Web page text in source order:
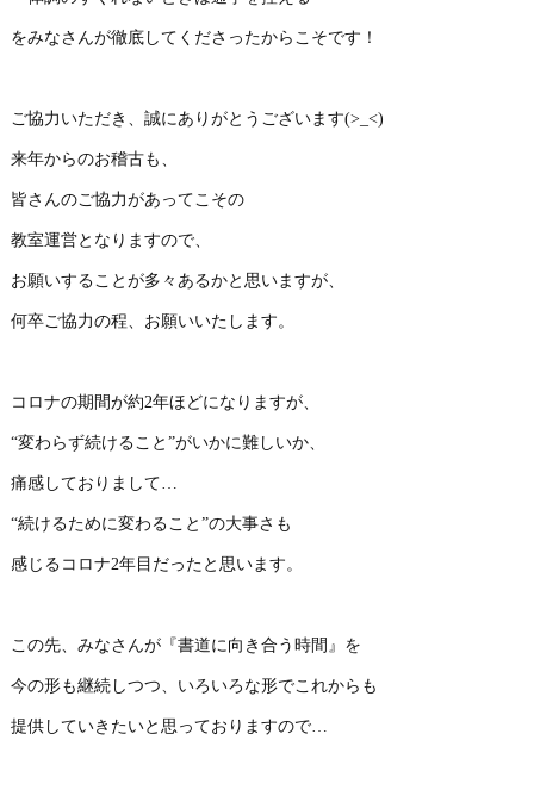
をみなさんが徹底してくださったからこそです！
ご協力いただき、誠にありがとうございます(>_<)
来年からのお稽古も、
皆さんのご協力があってこその
教室運営となりますので、
お願いすることが多々あるかと思いますが、
何卒ご協力の程、お願いいたします。
コロナの期間が約2年ほどになりますが、
“変わらず続けること”がいかに難しいか、
痛感しておりまして…
“続けるために変わること”の大事さも
感じるコロナ2年目だったと思います。
この先、みなさんが『書道に向き合う時間』を
今の形も継続しつつ、いろいろな形でこれからも
提供していきたいと思っておりますので…